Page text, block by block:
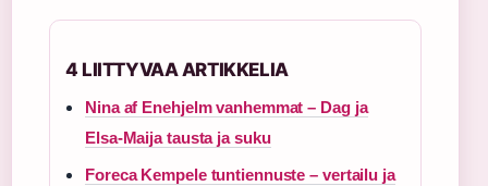
4 LIITTYVAA ARTIKKELIA
Nina af Enehjelm vanhemmat – Dag ja
Elsa-Maija tausta ja suku
Foreca Kempele tuntiennuste – vertailu ja